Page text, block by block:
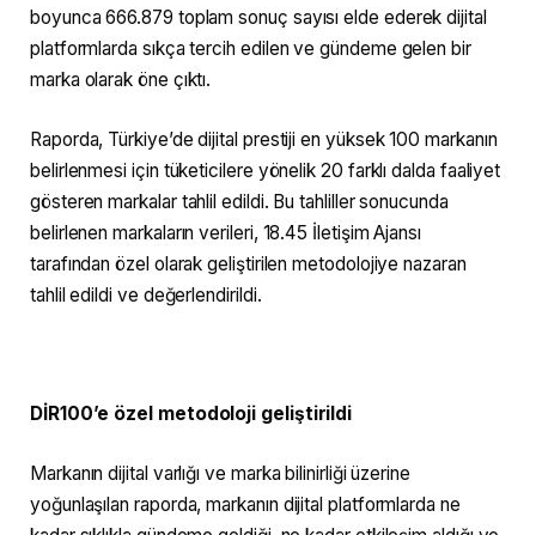
boyunca 666.879 toplam sonuç sayısı elde ederek dijital
platformlarda sıkça tercih edilen ve gündeme gelen bir
marka olarak öne çıktı.
Raporda, Türkiye’de dijital prestiji en yüksek 100 markanın
belirlenmesi için tüketicilere yönelik 20 farklı dalda faaliyet
gösteren markalar tahlil edildi. Bu tahliller sonucunda
belirlenen markaların verileri, 18.45 İletişim Ajansı
tarafından özel olarak geliştirilen metodolojiye nazaran
tahlil edildi ve değerlendirildi.
DİR100’e özel metodoloji geliştirildi
Markanın dijital varlığı ve marka bilinirliği üzerine
yoğunlaşılan raporda, markanın dijital platformlarda ne